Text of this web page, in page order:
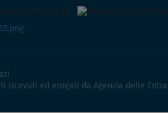
ed erogati da Agenzia delle